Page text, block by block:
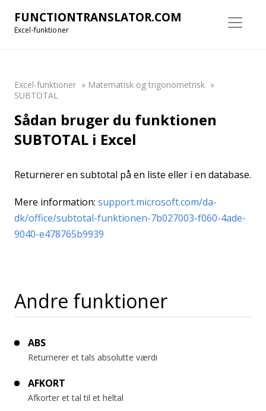
FUNCTIONTRANSLATOR.COM
Excel-funktioner
Excel-funktioner » Matematisk og trigonometrisk »
SUBTOTAL
Sådan bruger du funktionen
SUBTOTAL i Excel
Returnerer en subtotal på en liste eller i en database.
Mere information: support.microsoft.com/da-
dk/office/subtotal-funktionen-7b027003-f060-4ade-
9040-e478765b9939
Andre funktioner
ABS
Returnerer et tals absolutte værdi
AFKORT
Afkorter et tal til et heltal